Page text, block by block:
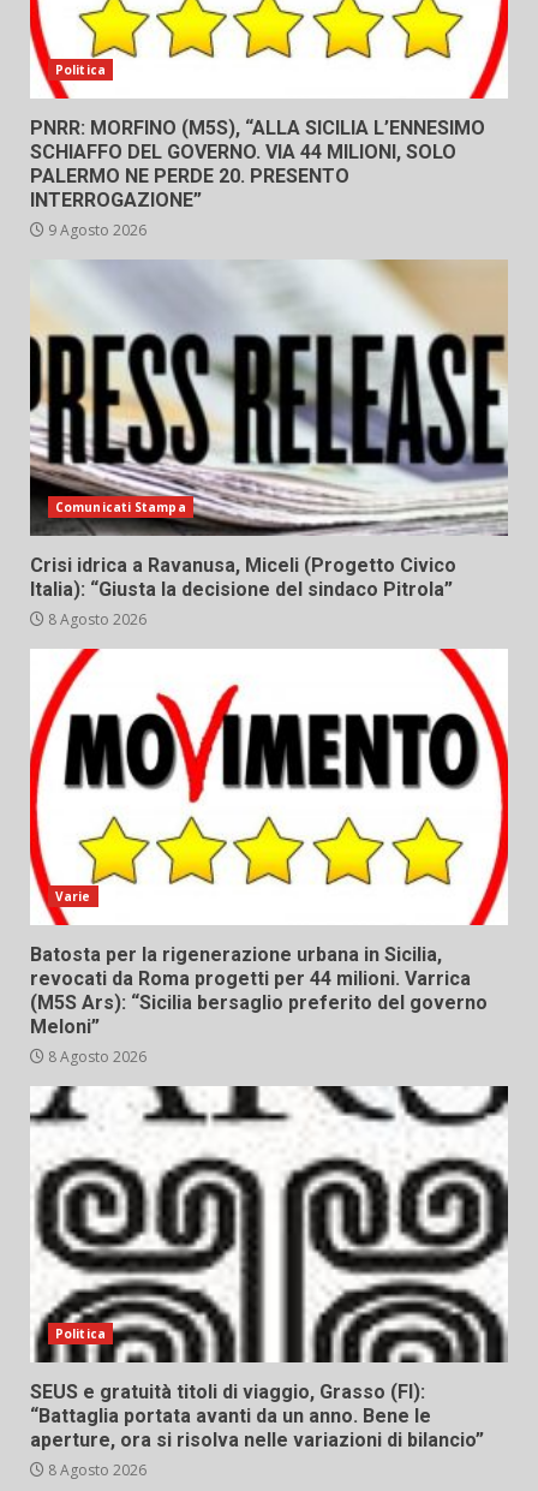
Politica
PNRR: MORFINO (M5S), “ALLA SICILIA L’ENNESIMO
SCHIAFFO DEL GOVERNO. VIA 44 MILIONI, SOLO
PALERMO NE PERDE 20. PRESENTO
INTERROGAZIONE”
9 Agosto 2026
Comunicati Stampa
Crisi idrica a Ravanusa, Miceli (Progetto Civico
Italia): “Giusta la decisione del sindaco Pitrola”
8 Agosto 2026
Varie
Batosta per la rigenerazione urbana in Sicilia,
revocati da Roma progetti per 44 milioni. Varrica
(M5S Ars): “Sicilia bersaglio preferito del governo
Meloni”
8 Agosto 2026
Politica
SEUS e gratuità titoli di viaggio, Grasso (FI):
“Battaglia portata avanti da un anno. Bene le
aperture, ora si risolva nelle variazioni di bilancio”
8 Agosto 2026